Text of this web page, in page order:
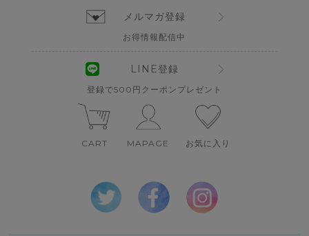
メルマガ登録
お得情報配信中
LINE登録
登録で500円クーポンプレゼント
CART MAPAGE お気に入り